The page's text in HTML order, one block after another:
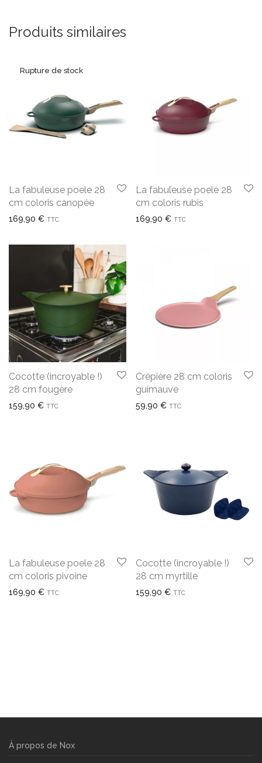
Produits similaires
La fabuleuse poele 28
cm coloris canopée
169,90 € TTC
La fabuleuse poele 28
cm coloris rubis
169,90 € TTC
Cocotte (incroyable !)
28 cm fougère
159,90 € TTC
Crépière 28 cm coloris
guimauve
59,90 € TTC
La fabuleuse poele 28
cm coloris pivoine
169,90 € TTC
Cocotte (incroyable !)
28 cm myrtille
159,90 € TTC
À propos de Nox